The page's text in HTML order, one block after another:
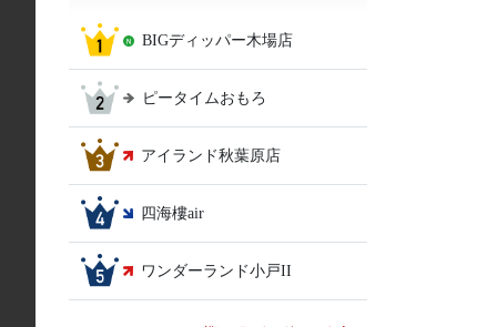
BIGディッパー木場店
ピータイムおもろ
アイランド秋葉原店
四海樓air
ワンダーランド小戸II